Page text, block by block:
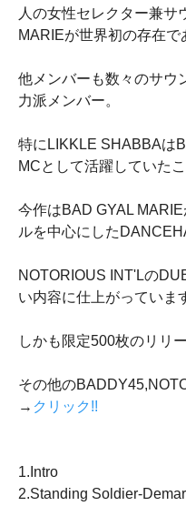
人の女性セレクター兼サ
MARIEが世界初の存在で
他メンバーも数々のサウ
力派メンバー。
特にLIKKLE SHABBAは
MCとして活躍していた
今作はBAD GYAL
ルを中心にした
NOTORIOUS INT'Lの
い内容に仕上がっていま
しかも限定500枚のリリ
その他の
→ クリック!!
1.Intro
2.Standing Soldier-